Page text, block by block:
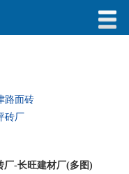
路面砖
砖厂
厂-长旺建材厂(多图)